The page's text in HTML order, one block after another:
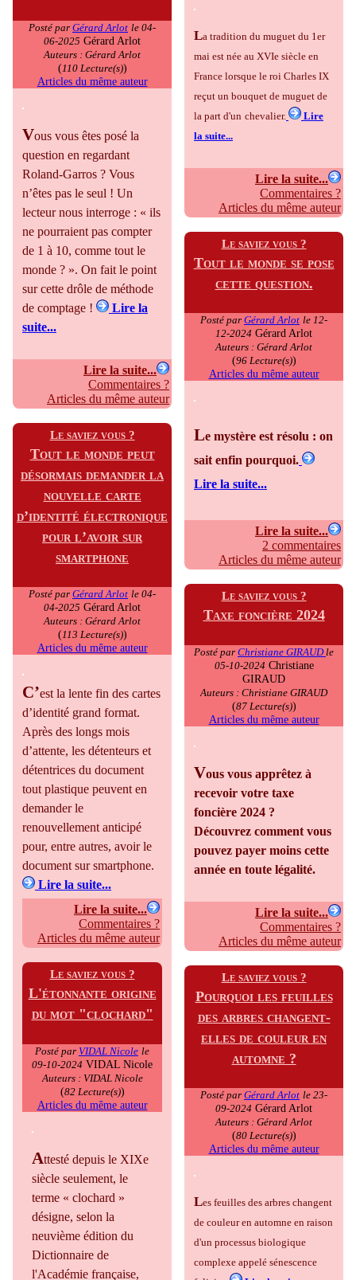
Posté par Gérard Arlot le 04-
06-2025 Gérard Arlot
Auteurs : Gérard Arlot
(110 Lecture(s))
Articles du même auteur
Vous vous êtes posé la
question en regardant
Roland-Garros ? Vous
n’êtes pas le seul ! Un
lecteur nous interroge : « ils
ne pourraient pas compter
de 1 à 10, comme tout le
monde ? ». On fait le point
sur cette drôle de méthode
de comptage !
Lire la
suite...
Lire la suite...
Commentaires ?
Articles du même auteur
Le saviez vous ?
Tout le monde peut
désormais demander la
nouvelle carte
d’identité électronique
pour l’avoir sur
smartphone
Posté par Gérard Arlot le 04-
04-2025 Gérard Arlot
Auteurs : Gérard Arlot
(113 Lecture(s))
Articles du même auteur
C’est la lente fin des cartes
d’identité grand format.
Après des longs mois
d’attente, les détenteurs et
détentrices du document
tout plastique peuvent en
demander le
renouvellement anticipé
pour, entre autres, avoir le
document sur smartphone.
Lire la suite...
Lire la suite...
Commentaires ?
Articles du même auteur
Le saviez vous ?
L'étonnante origine
du mot "clochard"
Posté par VIDAL Nicole le
09-10-2024 VIDAL Nicole
Auteurs : VIDAL Nicole
(82 Lecture(s))
Articles du même auteur
Attesté depuis le XIXe
siècle seulement, le
terme « clochard »
désigne, selon la
neuvième édition du
Dictionnaire de
l'Académie française,
La tradition du muguet du 1er
mai est née au XVIe siècle en
France lorsque le roi Charles IX
reçut un bouquet de muguet de
la part d'un chevalier.
Lire
la suite...
Lire la suite...
Commentaires ?
Articles du même auteur
Le saviez vous ?
Tout le monde se pose
cette question.
Posté par Gérard Arlot le 12-
12-2024 Gérard Arlot
Auteurs : Gérard Arlot
(96 Lecture(s))
Articles du même auteur
Le mystère est résolu : on
sait enfin pourquoi.
Lire la suite...
Lire la suite...
2 commentaires
Articles du même auteur
Le saviez vous ?
Taxe foncière 2024
Posté par Christiane GIRAUD le
05-10-2024Christiane
GIRAUD
Auteurs : Christiane GIRAUD
(87 Lecture(s))
Articles du même auteur
Vous vous apprêtez à
recevoir votre taxe
foncière 2024 ?
Découvrez comment vous
pouvez payer moins cette
année en toute légalité.
Lire la suite...
Commentaires ?
Articles du même auteur
Le saviez vous ?
Pourquoi les feuilles
des arbres changent-
elles de couleur en
automne ?
Posté par Gérard Arlot le 23-
09-2024 Gérard Arlot
Auteurs : Gérard Arlot
(80 Lecture(s))
Articles du même auteur
Les feuilles des arbres changent
de couleur en automne en raison
d'un processus biologique
complexe appelé sénescence